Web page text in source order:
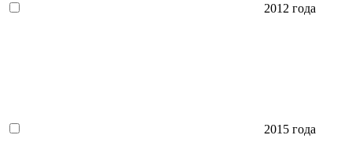
2012 года
2015 года